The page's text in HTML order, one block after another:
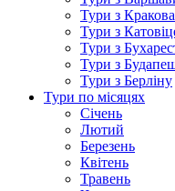
Тури з Кракова
Тури з
Тури з
Тури з
Тури з Берліну
Тури по місяцях
Січень
Лютий
Березень
Квітень
Травень